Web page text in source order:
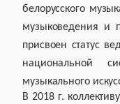
белорусского
музыковедения и
присвоен статус
национальной
музыкального
В 2018 г.